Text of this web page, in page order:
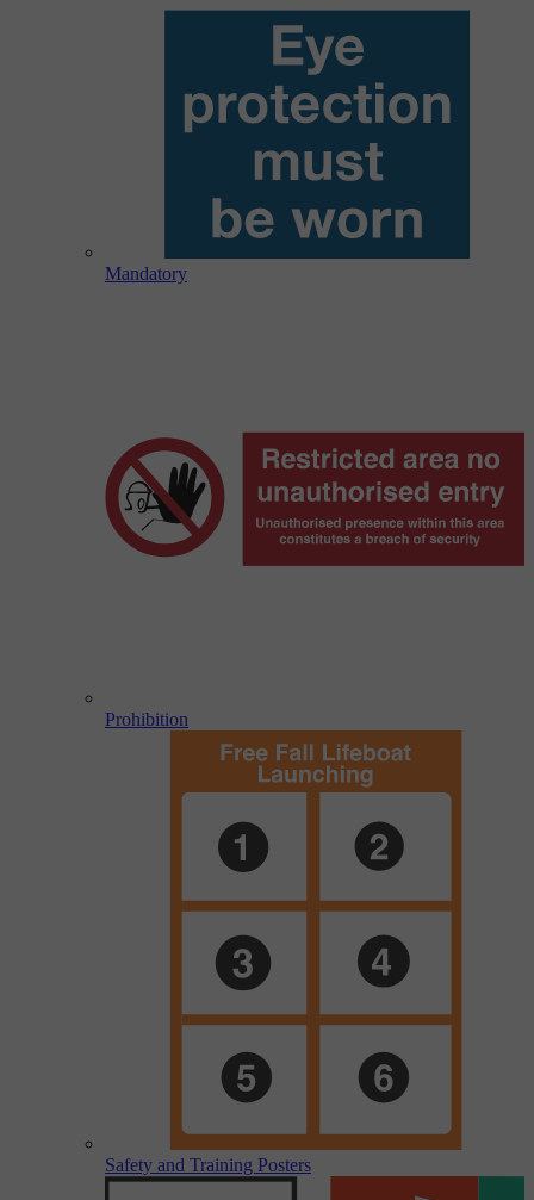
Mandatory
Prohibition
Safety and Training Posters